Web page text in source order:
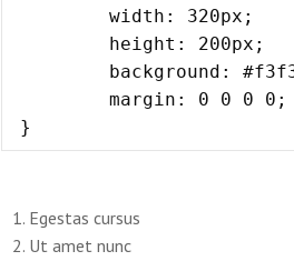
}
Egestas cursus
Ut amet nunc